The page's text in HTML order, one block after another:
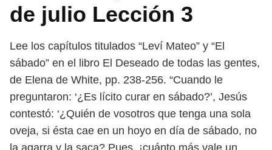
de julio Lección 3
Lee los capítulos titulados “Leví Mateo” y “El
sábado” en el libro El Deseado de todas las gentes,
de Elena de White, pp. 238-256. “Cuando le
preguntaron: ‘¿Es lícito curar en sábado?’, Jesús
contestó: ‘¿Quién de vosotros que tenga una sola
oveja, si ésta cae en un hoyo en día de sábado, no
la agarra y la saca? Pues, ¡cuánto más vale un